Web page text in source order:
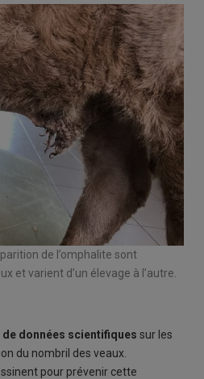
de l’omphalite sont
et varient d’un élevage à l’autre.
données scientifiques sur les
du nombril des veaux.
pour prévenir cette